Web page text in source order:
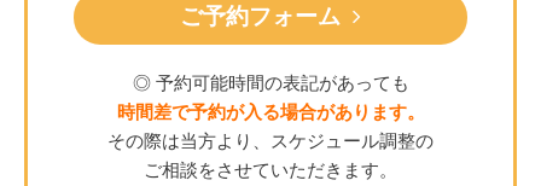
ご予約フォーム
◎ 予約可能時間の表記があっても
時間差で予約が入る場合があります。
その際は当方より、スケジュール調整の
ご相談をさせていただきます。